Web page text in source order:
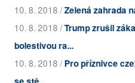
10. 8. 2018 /Zelená zahrada
10. 8. 2018 /Trump zrušil
bolestivou ra...
10. 8. 2018 /Pro příznivce